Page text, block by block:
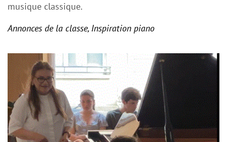
musique classique.
Annonces de la classe, Inspiration piano